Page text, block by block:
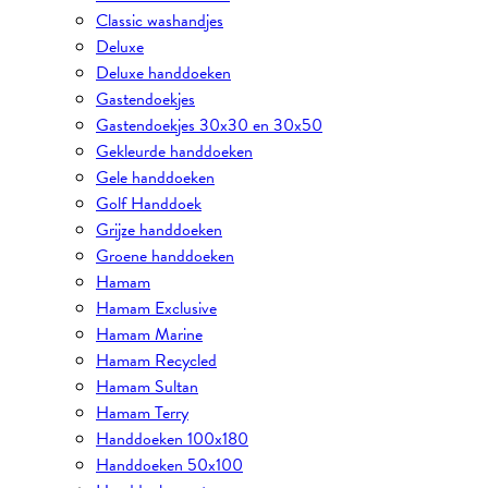
Classic washandjes
Deluxe
Deluxe handdoeken
Gastendoekjes
Gastendoekjes 30x30 en 30x50
Gekleurde handdoeken
Gele handdoeken
Golf Handdoek
Grijze handdoeken
Groene handdoeken
Hamam
Hamam Exclusive
Hamam Marine
Hamam Recycled
Hamam Sultan
Hamam Terry
Handdoeken 100x180
Handdoeken 50x100